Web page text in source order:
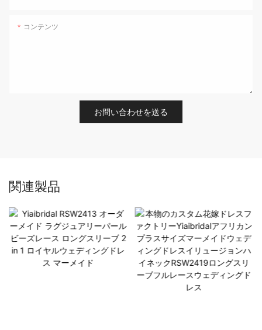
コンテンツ
お問い合わせを送る
関連製品